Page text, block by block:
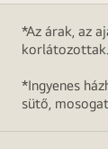
*Az árak, az
*Ingyenes
sütő,